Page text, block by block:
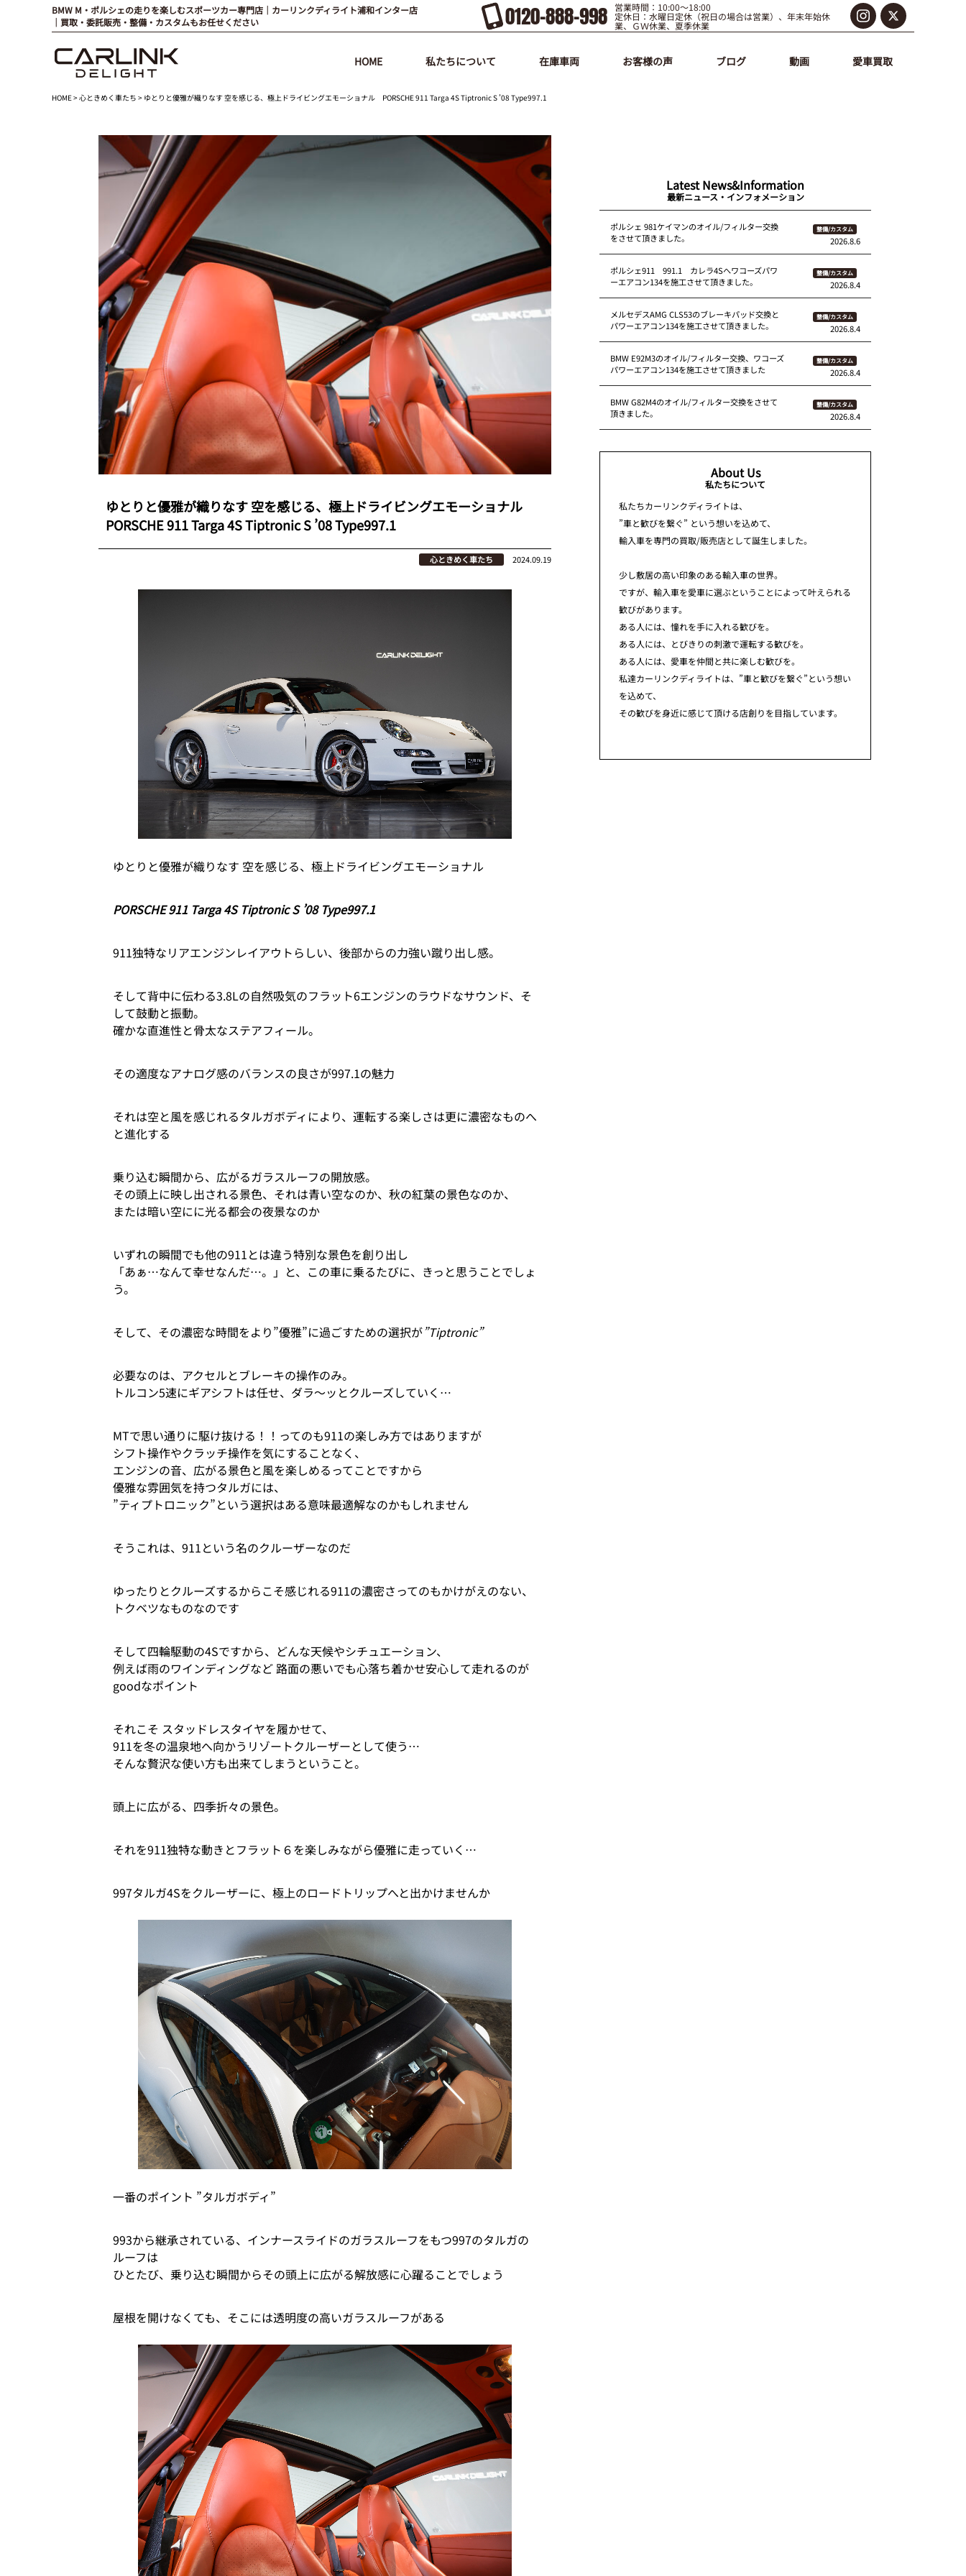
BMW M・ポルシェの走りを楽しむスポーツカー専門店｜カーリンクディライト浦和インター店
｜買取・委託販売・整備・カスタムもお任せください
0120-888-998 営業時間：10:00～18:00
定休日：水曜日定休（祝日の場合は営業）、年末年始休
業、ＧＷ休業、夏季休業
HOME 私たちについて 在庫車両 お客様の声 ブログ 動画 愛車買取
HOME>心ときめく車たち > ゆとりと優雅が織りなす 空を感じる、極上ドライビングエモーショナル PORSCHE 911 Targa 4S Tiptronic S ’08 Type997.1
ゆとりと優雅が織りなす 空を感じる、極上ドライビングエモーショナル
PORSCHE 911 Targa 4S Tiptronic S ’08 Type997.1
心ときめく車たち 2024.09.19
ゆとりと優雅が織りなす 空を感じる、極上ドライビングエモーショナル
PORSCHE 911 Targa 4S Tiptronic S ’08 Type997.1
911独特なリアエンジンレイアウトらしい、後部からの力強い蹴り出し感。
そして背中に伝わる3.8Lの自然吸気のフラット6エンジンのラウドなサウンド、そ
して鼓動と振動。
確かな直進性と骨太なステアフィール。
その適度なアナログ感のバランスの良さが997.1の魅力
それは空と風を感じれるタルガボディにより、運転する楽しさは更に濃密なものへ
と進化する
乗り込む瞬間から、広がるガラスルーフの開放感。
その頭上に映し出される景色、それは青い空なのか、秋の紅葉の景色なのか、
または暗い空にに光る都会の夜景なのか
いずれの瞬間でも他の911とは違う特別な景色を創り出し
「あぁ…なんて幸せなんだ…。」と、この車に乗るたびに、きっと思うことでしょ
う。
そして、その濃密な時間をより”優雅”に過ごすための選択が”Tiptronic”
必要なのは、アクセルとブレーキの操作のみ。
トルコン5速にギアシフトは任せ、ダラ～ッとクルーズしていく…
MTで思い通りに駆け抜ける！！ってのも911の楽しみ方ではありますが
シフト操作やクラッチ操作を気にすることなく、
エンジンの音、広がる景色と風を楽しめるってことですから
優雅な雰囲気を持つタルガには、
”ティプトロニック”という選択はある意味最適解なのかもしれません
そうこれは、911という名のクルーザーなのだ
ゆったりとクルーズするからこそ感じれる911の濃密さってのもかけがえのない、
トクベツなものなのです
そして四輪駆動の4Sですから、どんな天候やシチュエーション、
例えば雨のワインディングなど 路面の悪いでも心落ち着かせ安心して走れるのが
goodなポイント
それこそ スタッドレスタイヤを履かせて、
911を冬の温泉地へ向かうリゾートクルーザーとして使う…
そんな贅沢な使い方も出来てしまうということ。
頭上に広がる、四季折々の景色。
それを911独特な動きとフラット６を楽しみながら優雅に走っていく…
997タルガ4Sをクルーザーに、極上のロードトリップへと出かけませんか
一番のポイント ”タルガボディ”
993から継承されている、インナースライドのガラスルーフをもつ997のタルガの
ルーフは
ひとたび、乗り込む瞬間からその頭上に広がる解放感に心躍ることでしょう
屋根を開けなくても、そこには透明度の高いガラスルーフがある
Latest News&Information
最新ニュース・インフォメーション
ポルシェ 981ケイマンのオイル/フィルター交換
をさせて頂きました。
整備/カスタム
2026.8.6
ポルシェ911 991.1 カレラ4Sへワコーズパワ
ーエアコン134を施工させて頂きました。
整備/カスタム
2026.8.4
メルセデスAMG CLS53のブレーキパッド交換と
パワーエアコン134を施工させて頂きました。
整備/カスタム
2026.8.4
BMW E92M3のオイル/フィルター交換、ワコーズ
パワーエアコン134を施工させて頂きました
整備/カスタム
2026.8.4
BMW G82M4のオイル/フィルター交換をさせて
頂きました。
整備/カスタム
2026.8.4
About Us
私たちについて
私たちカーリンクディライトは、
”車と歓びを繋ぐ” という想いを込めて、
輸入車を専門の買取/販売店として誕生しました。
少し敷居の高い印象のある輸入車の世界。
ですが、輸入車を愛車に選ぶということによって叶えられる
歓びがあります。
ある人には、憧れを手に入れる歓びを。
ある人には、とびきりの刺激で運転する歓びを。
ある人には、愛車を仲間と共に楽しむ歓びを。
私達カーリンクディライトは、”車と歓びを繋ぐ”という想い
を込めて、
その歓びを身近に感じて頂ける店創りを目指しています。